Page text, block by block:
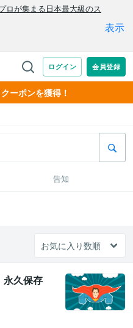
ーポンを獲得！
告知
永久保存